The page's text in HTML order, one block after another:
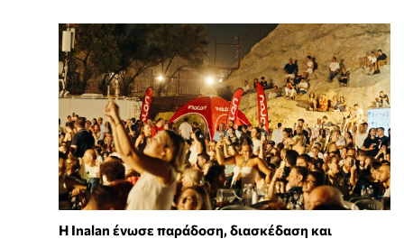
Η Inalan ένωσε παράδοση, διασκέδαση και